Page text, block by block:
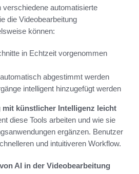
verschiedene automatisierte
die Videobearbeitung
können:
in Echtzeit vorgenommen
abgestimmt werden
intelligent hinzugefügt werden
mit künstlicher Intelligenz leicht
diese Tools arbeiten und wie sie
ergänzen. Benutzer
und intuitiveren Workflow.
AI in der Videobearbeitung